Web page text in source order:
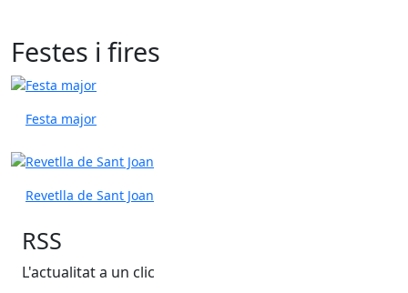
Festes i fires
Festa major
Revetlla de Sant Joan
RSS
L'actualitat a un clic